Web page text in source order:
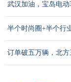
武汉加油，宝岛电动
半个时尚圈+半个行
订单破五万辆，北方